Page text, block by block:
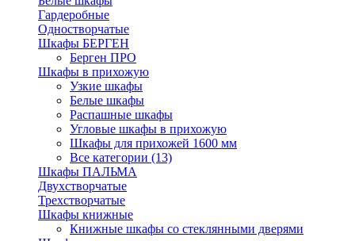
Гардеробные
Одностворчатые
Шкафы БЕРГЕН
Берген ПРО
Шкафы в прихожую
Узкие шкафы
Белые шкафы
Распашные шкафы
Угловые шкафы в прихожую
Шкафы для прихожей 1600 мм
Все категории (13)
Шкафы ПАЛЬМА
Двухстворчатые
Трехстворчатые
Шкафы книжные
Книжные шкафы со стеклянными дверями